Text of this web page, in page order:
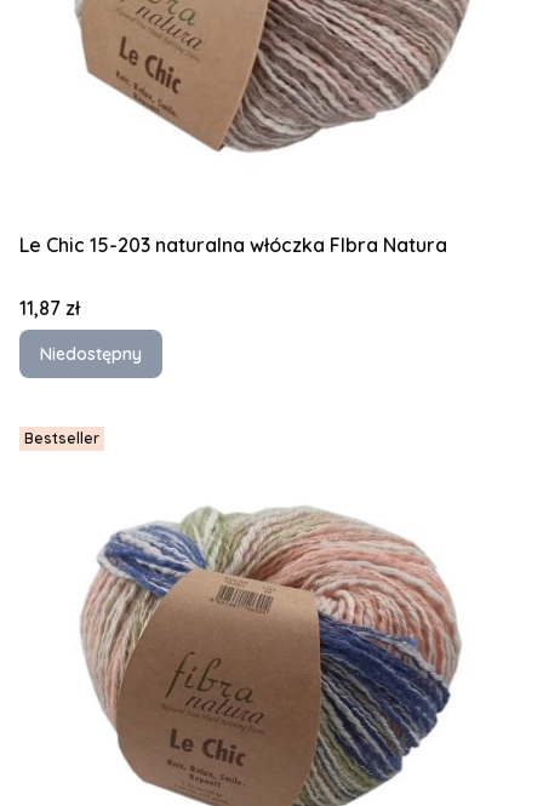
Le Chic 15-203 naturalna włóczka FIbra Natura
Cena
11,87 zł
Niedostępny
Bestseller